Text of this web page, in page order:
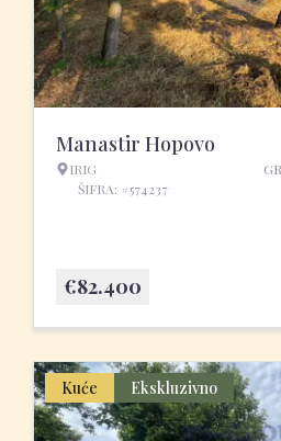
Manastir Hopovo
IRIG
ŠIFRA: #574237
€82.400
Kuće Ekskluzivno